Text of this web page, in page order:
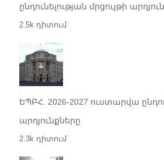
ընդունելության մրցույթի
2.5k դիտում
ԵՊԲՀ. 2026-2027 ուստարվա
արդյունքները
2.3k դիտում